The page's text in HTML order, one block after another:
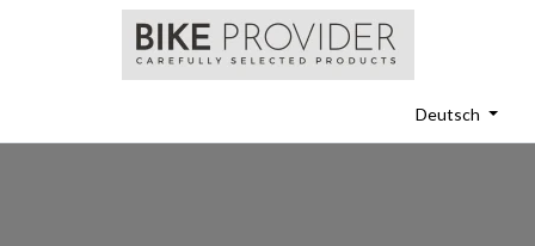
Deutsch